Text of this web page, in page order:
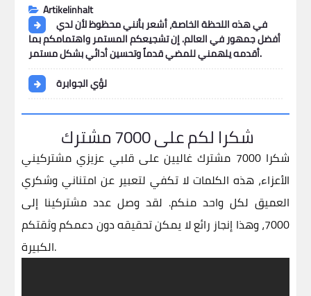
Artikelinhalt
في هذه اللحظة الخاصة، أشعر بأنني محظوظ لأن لدي
أفضل جمهور في العالم. إن تشجيعكم المستمر واهتمامكم بما
أقدمه يلهمني للمضي قدماً وتحسين أدائي بشكل مستمر.
لؤي الجوابرة
شكرا لكم على 7000 مشترك
شكرا 7000 مشترك غاليين على قلبي
عزيزي مشتركيني
الأعزاء، هذه الكلمات لا تكفي لتعبير عن امتناني وشكري
العميق لكل واحد منكم. لقد وصل عدد مشتركينا إلى
7000، وهذا إنجاز رائع لا يمكن تحقيقه دون دعمكم وثقتكم
الكبيرة.